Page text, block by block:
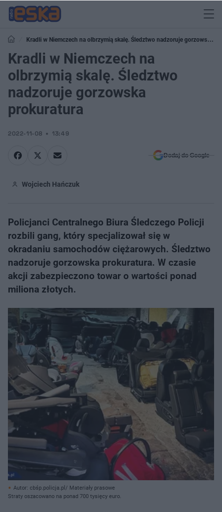
Kradli w Niemczech na olbrzymią skalę. Śledztwo nadzoruje gorzowska
prokuratura
Kradli w Niemczech na
olbrzymią skalę. Śledztwo
nadzoruje gorzowska
prokuratura
2022-11-08 13:49
Dodaj do Google
Wojciech Hańczuk
Policjanci Centralnego Biura Śledczego Policji
rozbili gang, który specjalizował się w
okradaniu samochodów ciężarowych. Śledztwo
nadzoruje gorzowska prokuratura. W czasie
akcji zabezpieczono towar o wartości ponad
miliona złotych.
Autor: cbśp.policja.pl/ Materiały prasowe
Straty oszacowano na ponad 700 tysięcy euro.